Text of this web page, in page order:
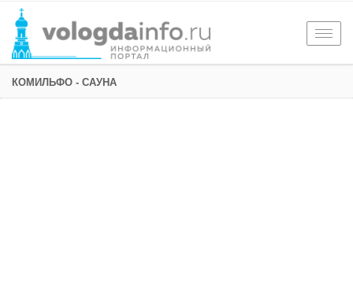
КОМИЛЬФО - САУНА